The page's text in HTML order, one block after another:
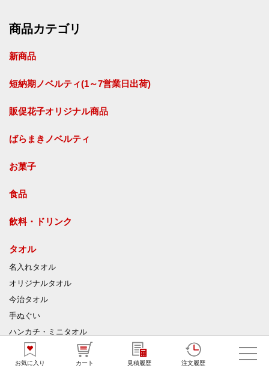
お気に入り カート 見積履歴 注文履歴
商品カテゴリ
新商品
短納期ノベルティ(1～7営業日出荷)
販促花子オリジナル商品
ばらまきノベルティ
お菓子
食品
飲料・ドリンク
タオル
名入れタオル
オリジナルタオル
今治タオル
手ぬぐい
ハンカチ・ミニタオル
ジャガードタオル
マイクロファイバークロス